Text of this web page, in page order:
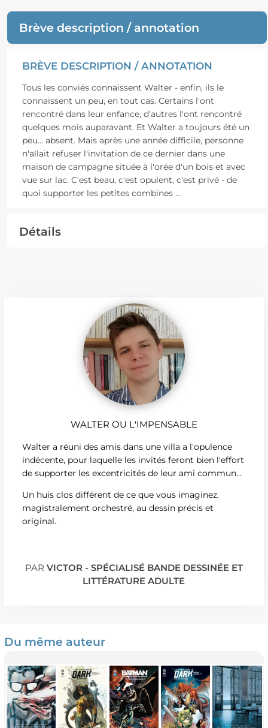
Brève description / annotation
BRÈVE DESCRIPTION / ANNOTATION
Tous les conviés connaissent Walter - enfin, ils le
connaissent un peu, en tout cas. Certains l'ont
rencontré dans leur enfance, d'autres l'ont rencontré
quelques mois auparavant. Et Walter a toujours été un
peu... absent. Mais après une année difficile, personne
n'allait refuser l'invitation de ce dernier dans une
maison de campagne située à l'orée d'un bois et avec
vue sur lac. C'est beau, c'est opulent, c'est privé - de
quoi supporter les petites combines ...
Détails
WALTER OU L'IMPENSABLE
Walter a réuni des amis dans une villa a l'opulence
indécente, pour laquelle les invités feront bien l'effort
de supporter les excentricités de leur ami commun...
Un huis clos différent de ce que vous imaginez,
magistralement orchestré, au dessin précis et
original.
PAR VICTOR - SPÉCIALISÉ BANDE DESSINÉE ET
LITTÉRATURE ADULTE
Du même auteur